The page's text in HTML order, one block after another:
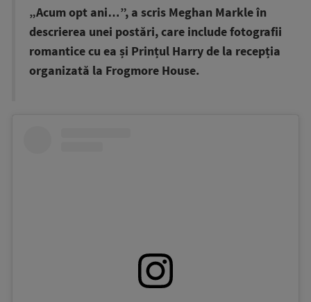
„Acum opt ani…”, a scris Meghan Markle în
descrierea unei postări, care include fotografii
romantice cu ea și Prințul Harry de la recepția
organizată la Frogmore House.